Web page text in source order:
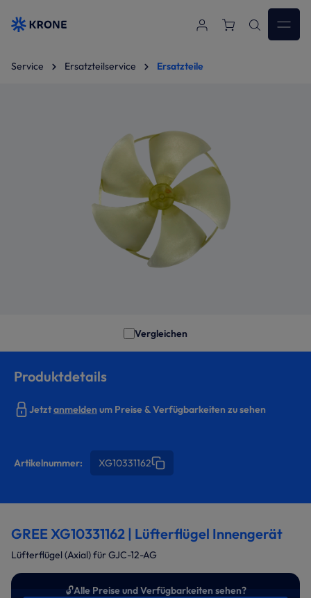
Zum Hauptinhalt springen
Service Ersatzteilservice Ersatzteile
Vergleichen
Produktdetails
Jetztanmeldenum Preise & Verfügbarkeiten zu sehen
Artikelnummer: XG10331162
GREE XG10331162 | Lüfterflügel Innengerät
Lüfterflügel (Axial) für GJC-12-AG
🔓Alle Preise und Verfügbarkeiten sehen?